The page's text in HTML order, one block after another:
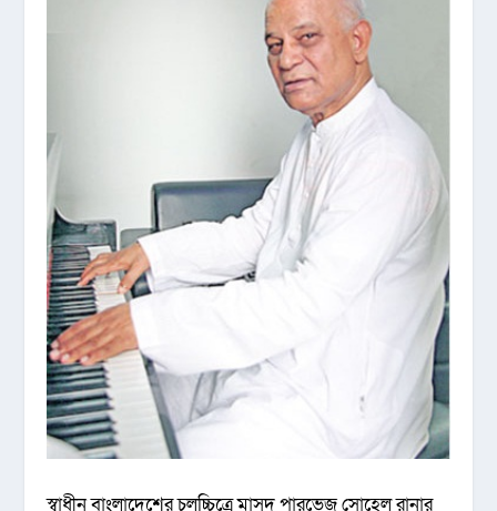
স্বাধীন বাংলাদেশের চলচ্চিত্রে মাসুদ পারভেজ সোহেল রানার